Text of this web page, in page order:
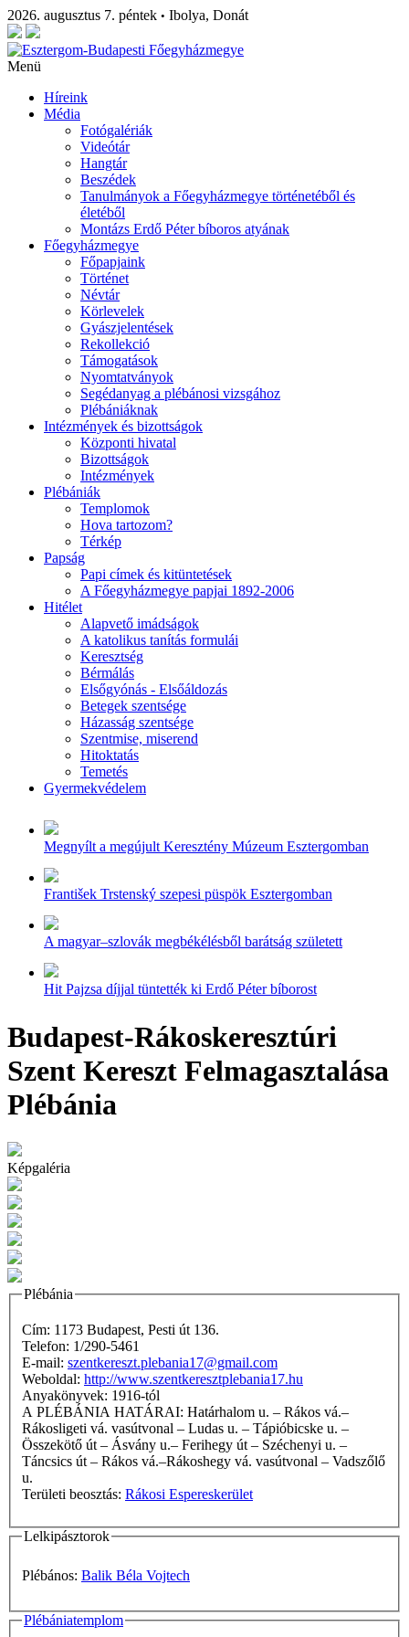
2026. augusztus 7. péntek • Ibolya, Donát
Menü
Híreink
Média
Fotógalériák
Videótár
Hangtár
Beszédek
Tanulmányok a Főegyházmegye történetéből és
életéből
Montázs Erdő Péter bíboros atyának
Főegyházmegye
Főpapjaink
Történet
Névtár
Körlevelek
Gyászjelentések
Rekollekció
Támogatások
Nyomtatványok
Segédanyag a plébánosi vizsgához
Plébániáknak
Intézmények és bizottságok
Központi hivatal
Bizottságok
Intézmények
Plébániák
Templomok
Hova tartozom?
Térkép
Papság
Papi címek és kitüntetések
A Főegyházmegye papjai 1892-2006
Hitélet
Alapvető imádságok
A katolikus tanítás formulái
Keresztség
Bérmálás
Elsőgyónás - Elsőáldozás
Betegek szentsége
Házasság szentsége
Szentmise, miserend
Hitoktatás
Temetés
Gyermekvédelem
Megnyílt a megújult Keresztény Múzeum Esztergomban
František Trstenský szepesi püspök Esztergomban
A magyar–szlovák megbékélésből barátság született
Hit Pajzsa díjjal tüntették ki Erdő Péter bíborost
Budapest-Rákoskeresztúri
Szent Kereszt Felmagasztalása
Plébánia
Képgaléria
Plébánia
Cím: 1173 Budapest, Pesti út 136.
Telefon: 1/290-5461
E-mail: szentkereszt.plebania17@gmail.com
Weboldal: http://www.szentkeresztplebania17.hu
Anyakönyvek: 1916-tól
A PLÉBÁNIA HATÁRAI: Határhalom u. – Rákos vá.–
Rákosligeti vá. vasútvonal – Ludas u. – Tápióbicske u. –
Összekötő út – Ásvány u.– Ferihegy út – Széchenyi u. –
Táncsics út – Rákos vá.–Rákoshegy vá. vasútvonal – Vadszőlő
u.
Területi beosztás: Rákosi Espereskerület
Lelkipásztorok
Plébános: Balik Béla Vojtech
Plébániatemplom